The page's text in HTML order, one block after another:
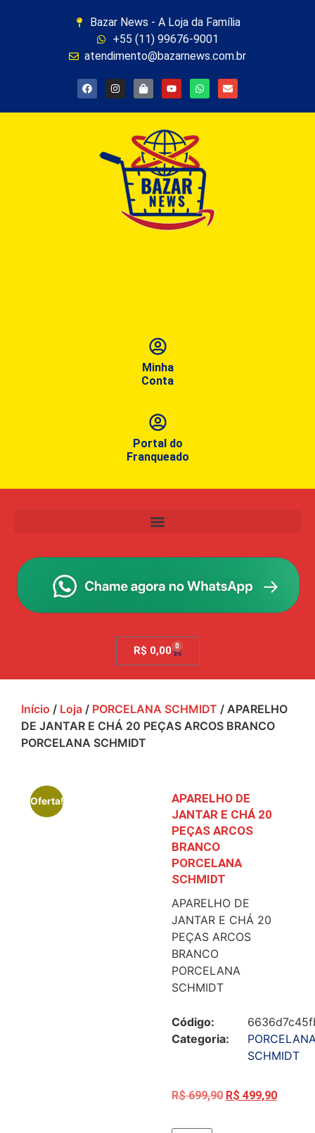
Bazar News - A Loja da Família
+55 (11) 99676-9001
atendimento@bazarnews.com.br
Minha
Conta
Portal do
Franqueado
R$ 0,00 0
Início / Loja / PORCELANA SCHMIDT / APARELHO
DE JANTAR E CHÁ 20 PEÇAS ARCOS BRANCO
PORCELANA SCHMIDT
Oferta!
APARELHO DE
JANTAR E CHÁ 20
PEÇAS ARCOS
BRANCO
PORCELANA
SCHMIDT
APARELHO DE
JANTAR E CHÁ 20
PEÇAS ARCOS
BRANCO
PORCELANA
SCHMIDT
Código:
Categoria:
SCHMIDT
R$699,90 R$ 499,90